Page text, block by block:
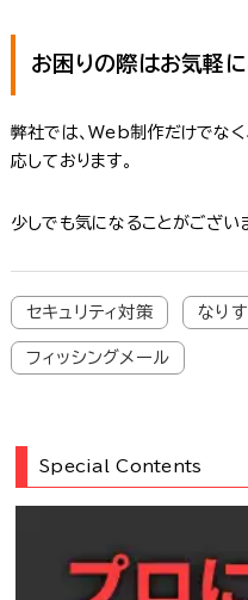
お困りの際はお気軽
弊社では、Web制作だけでなく
応しております。
少しでも気になることがござい
セキュリティ対策 なり
フィッシングメール
Special Contents